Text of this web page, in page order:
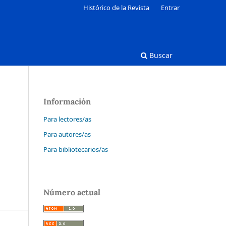
Buscar
Histórico de la Revista Entrar
Información
Para lectores/as
Para autores/as
Para bibliotecarios/as
Número actual